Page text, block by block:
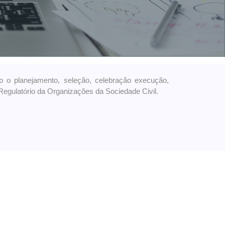
planejamento, seleção, celebração execução,
da Organizações da Sociedade Civil.